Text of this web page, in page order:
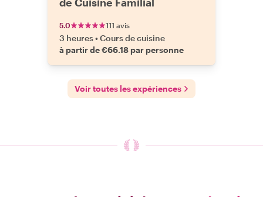
5.0 111 avis
3 heures•Cours de cuisine
à partir de €66.18 par personne
Voir toutes les expériences